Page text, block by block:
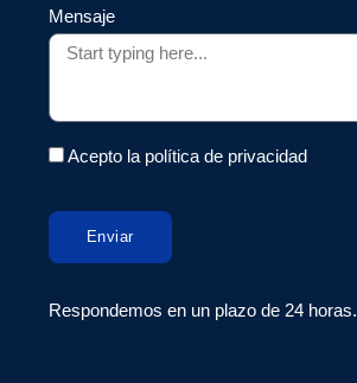
Mensaje
Acepto la política de privacidad
Enviar
Respondemos en un plazo de 24 horas.